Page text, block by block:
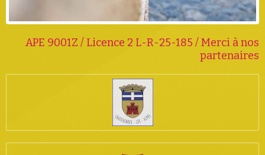
APE 9001Z / Licence 2 L-R-25-185 / Merci à nos
partenaires